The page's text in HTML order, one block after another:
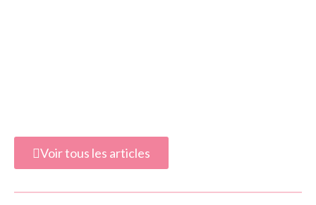
Voir tous les articles